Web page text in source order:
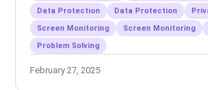
Data Protection
Data Protection
Screen Monitoring
Screen Monitoring
Problem Solving
February 27, 2025